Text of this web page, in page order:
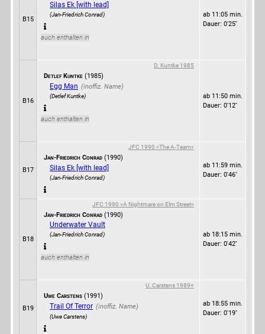
B15
Silas Ek [with lead]
(Jan-Friedrich Conrad)
auch enthalten in
ab 11:05 min.
Dauer: 0'25''
B16
D. Kuntke 1985
Detlef Kuntke (1985)
Egg Man
(Detlef Kuntke)
auch enthalten in
ab 11:50 min.
Dauer: 0'12''
B17
JFC 1990 »The A-Team«
Jan-Friedrich Conrad (1990)
Silas Ek [with lead]
(Jan-Friedrich Conrad)
ab 11:59 min.
Dauer: 0'46''
B18
JFC 1990 »A Nightmare on Elm Street«
Jan-Friedrich Conrad (1990)
Underwater Vault
(Jan-Friedrich Conrad)
auch enthalten in
ab 18:15 min.
Dauer: 0'42''
B19
U. Carstens 1989+
Uwe Carstens (1991)
Trail Of Terror
(Uwe Carstens)
ab 18:55 min.
Dauer: 0'19''